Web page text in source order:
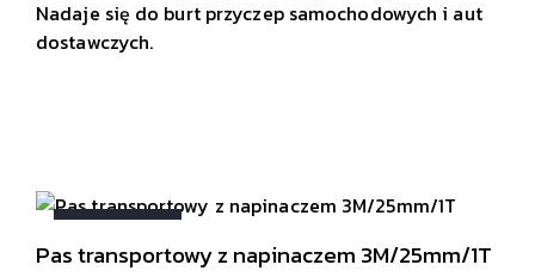
Nadaje się do burt przyczep samochodowych i aut
dostawczych.
WYPRZEDANE
Pas transportowy z napinaczem 3M/25mm/1T